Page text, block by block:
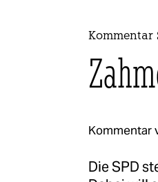
Kommentar
Kommentar
Die SPD